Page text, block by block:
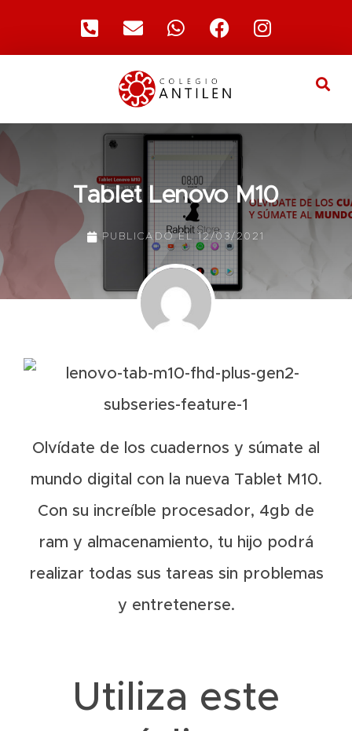
Tablet Lenovo M10
PUBLICADO EL 12/03/2021
Olvídate de los cuadernos y súmate al
mundo digital con la nueva Tablet M10.
Con su increíble procesador, 4gb de
ram y almacenamiento, tu hijo podrá
realizar todas sus tareas sin problemas
y entretenerse.
Utiliza este